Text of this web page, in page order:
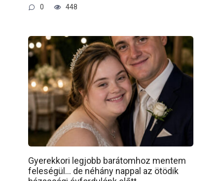
0 448
Gyerekkori legjobb barátomhoz mentem
feleségül… de néhány nappal az ötödik